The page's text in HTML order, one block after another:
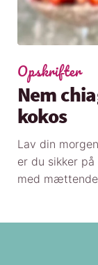
Opskrifter
Nem
kokos
Lav din
er du sikker
med